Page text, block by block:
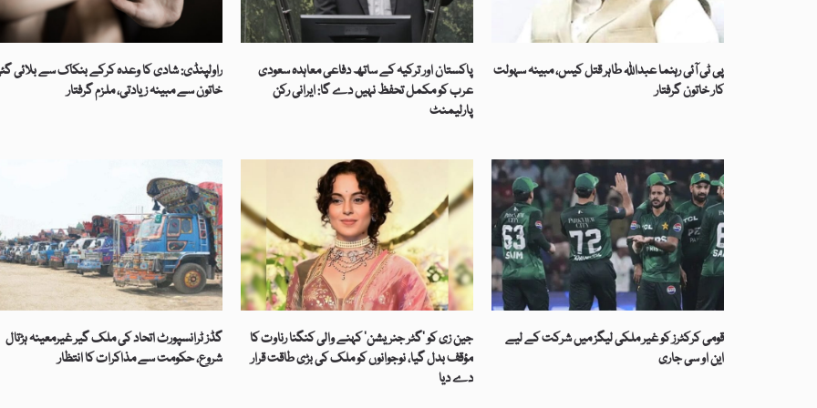
راولپنڈی: شادی کا وعدہ کرکے بنکاک سے بلائی
خاتون سے مبینہ زیادتی، ملزم گرفتار
پاکستان اور ترکیہ کے ساتھ دفاعی معاہدہ سعودی
عرب کو مکمل تحفظ نہیں دے گا: ایرانی رکن
پارلیمنٹ
پی ٹی آئی رہنما عبداللہ طاہر قتل کیس، مبینہ سہولت
کار خاتون گرفتار
گڈز ٹرانسپورٹ اتحاد کی ملک گیر غیرمعینہ ہڑتال
شروع، حکومت سے مذاکرات کا انتظار
جین زی کو ’گٹر جنریشن‘ کہنے والی کنگنا رناوت کا
مؤقف بدل گیا، نوجوانوں کو ملک کی بڑی طاقت قرار
دے دیا
قومی کرکٹرز کو غیر ملکی لیگز میں شرکت کے لیے
این او سی جاری